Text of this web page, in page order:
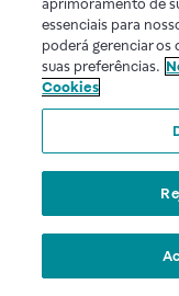
aprimoramento de
essenciais para
poderá gerenciar os
suas preferências.
Cookies